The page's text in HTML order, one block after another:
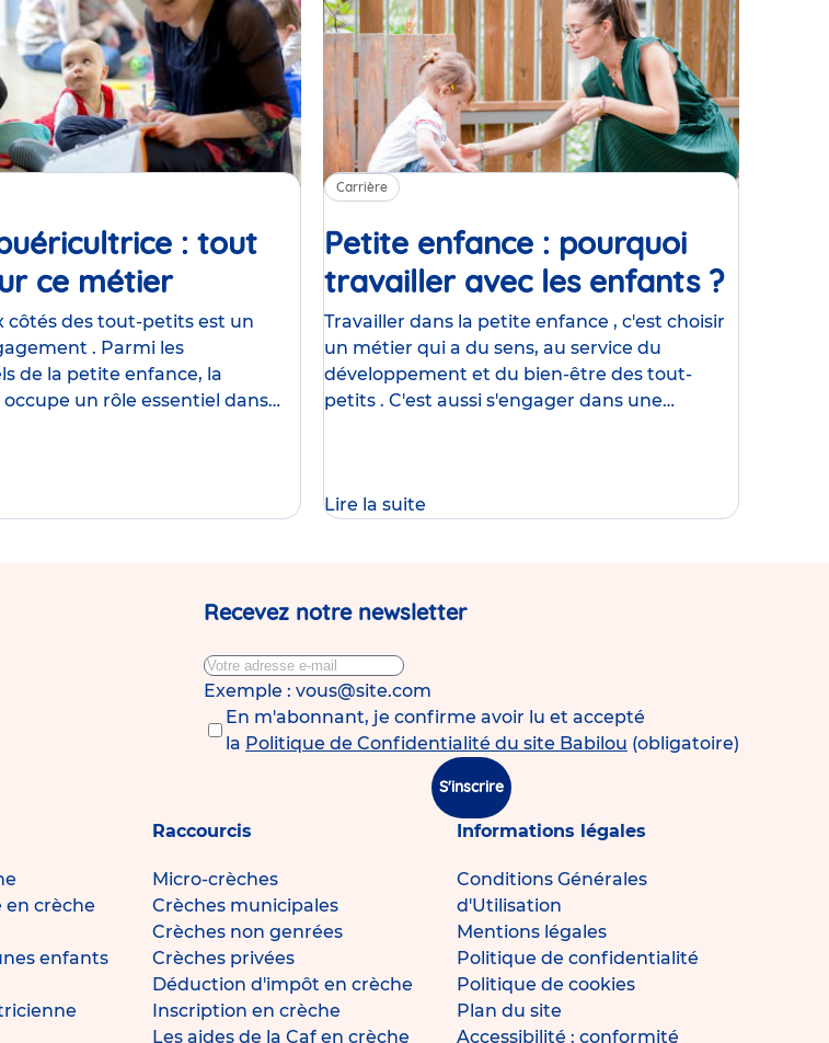
: tout
ce métierArticle
côtés des tout-petits est un
. Parmi les
de la petite enfance, la
un rôle essentiel dans
Carrière
Petite enfance : pourquoi
travailler avec les enfants ?Article
Travailler dans la petite enfance , c'est choisir
un métier qui a du sens, au service du
développement et du bien-être des tout-
petits . C'est aussi s'engager dans une
Lire la suite
Recevez notre newsletter
Exemple : vous@site.com
En m'abonnant, je confirme avoir lu et accepté
la Politique de Confidentialité du site Babilou (obligatoire)
S'inscrire
crèche
enfants
Raccourcis
Micro-crèches
Crèches municipales
Crèches non genrées
Crèches privées
Déduction d'impôt en crèche
Inscription en crèche
Les aides de la Caf en crèche
Informations légales
Conditions Générales
d'Utilisation
Mentions légales
Politique de confidentialité
Politique de cookies
Plan du site
Accessibilité : conformité